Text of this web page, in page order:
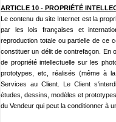
ARTICLE 10 - PROPRIÉTÉ
Le contenu du site Internet est la
par les lois françaises et
reproduction totale ou partielle de ce
constituer un délit de contrefaçon. En
de propriété intellectuelle sur les
prototypes, etc, réalisés (même à
Services au Client. Le Client
études, dessins, modèles et
du Vendeur qui peut la conditionner à